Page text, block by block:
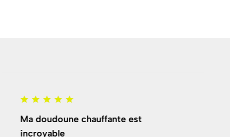
est
Agréablement surpris !